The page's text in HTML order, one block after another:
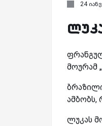
24
მოურამ
ამბობს,
ლუკას